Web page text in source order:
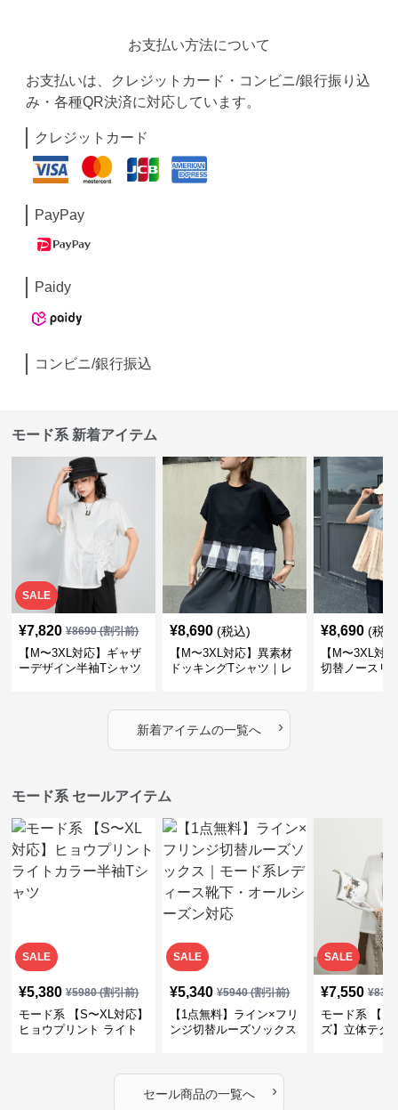
お支払い方法について
お支払いは、クレジットカード・コンビニ/銀行振り込
み・各種QR決済に対応しています。
クレジットカード
PayPay
Paidy
コンビニ/銀行振込
モード系 新着アイテム
SALE
¥7,820 ¥8690(割引前)
【M〜3XL対応】ギャザ
ーデザイン半袖Tシャツ
¥8,690 (税込)
【M〜3XL対応】異素材
ドッキングTシャツ｜レ
カバー・大人モード
¥8,690 (税
【M〜3XL対
切替ノースリ
新着アイテムの一覧へ ›
モード系 セールアイテム
SALE
¥5,380 ¥5980(割引前)
モード系 【S〜XL対応】
ヒョウプリント ライト
SALE
¥5,340 ¥5940(割引前)
【1点無料】ライン×フリ
ンジ切替ルーズソックス
SALE
¥7,550 ¥
モード系 【フ
ズ】立体テク
セール商品の一覧へ ›